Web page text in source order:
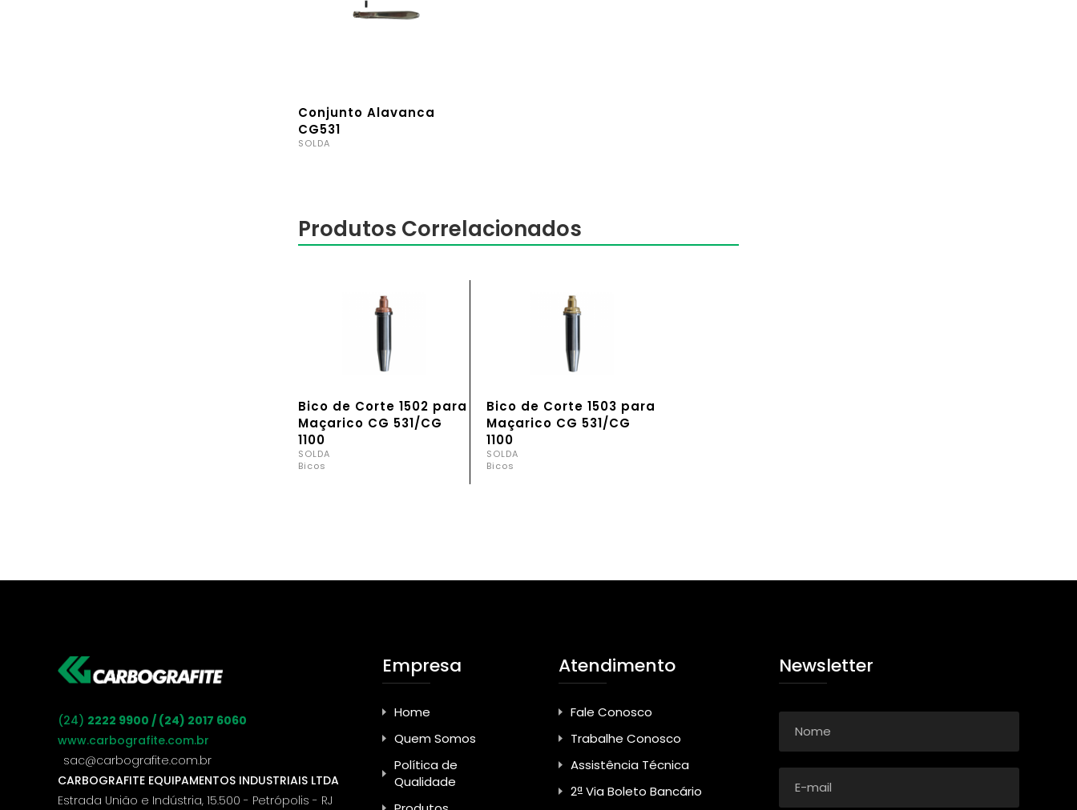
Conjunto Alavanca
CG531
SOLDA
Produtos Correlacionados
Bico de Corte 1502 para
Maçarico CG 531/CG
1100
SOLDA
Bicos
Bico de Corte 1503 para
Maçarico CG 531/CG
1100
SOLDA
Bicos
(24) 2222 9900 / (24) 2017 6060
www.carbografite.com.br
sac@carbografite.com.br
CARBOGRAFITE EQUIPAMENTOS INDUSTRIAIS LTDA
Estrada União e Indústria, 15.500 - Petrópolis - RJ
Empresa
Home
Quem Somos
Política de
Qualidade
Atendimento
Fale Conosco
Trabalhe Conosco
Assistência Técnica
2ª Via Boleto Bancário
Newsletter